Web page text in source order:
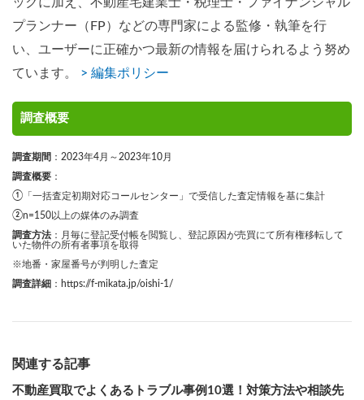
プランナー（FP）などの専門家による監修・執筆を行
い、ユーザーに正確かつ最新の情報を届けられるよう努め
ています。 > 編集ポリシー
調査概要
調査期間 ：2023年4月～2023年10月
調査概要 ：
①「一括査定初期対応コールセンター」で受信した査定情報を基に集計
②n=150以上の媒体のみ調査
調査方法 ：月毎に登記受付帳を閲覧し、登記原因が売買にて所有権移転して
いた物件の所有者事項を取得
※地番・家屋番号が判明した査定
調査詳細 ： https://f-mikata.jp/oishi-1/
関連する記事
不動産買取でよくあるトラブル事例10選！対策方法や相談先